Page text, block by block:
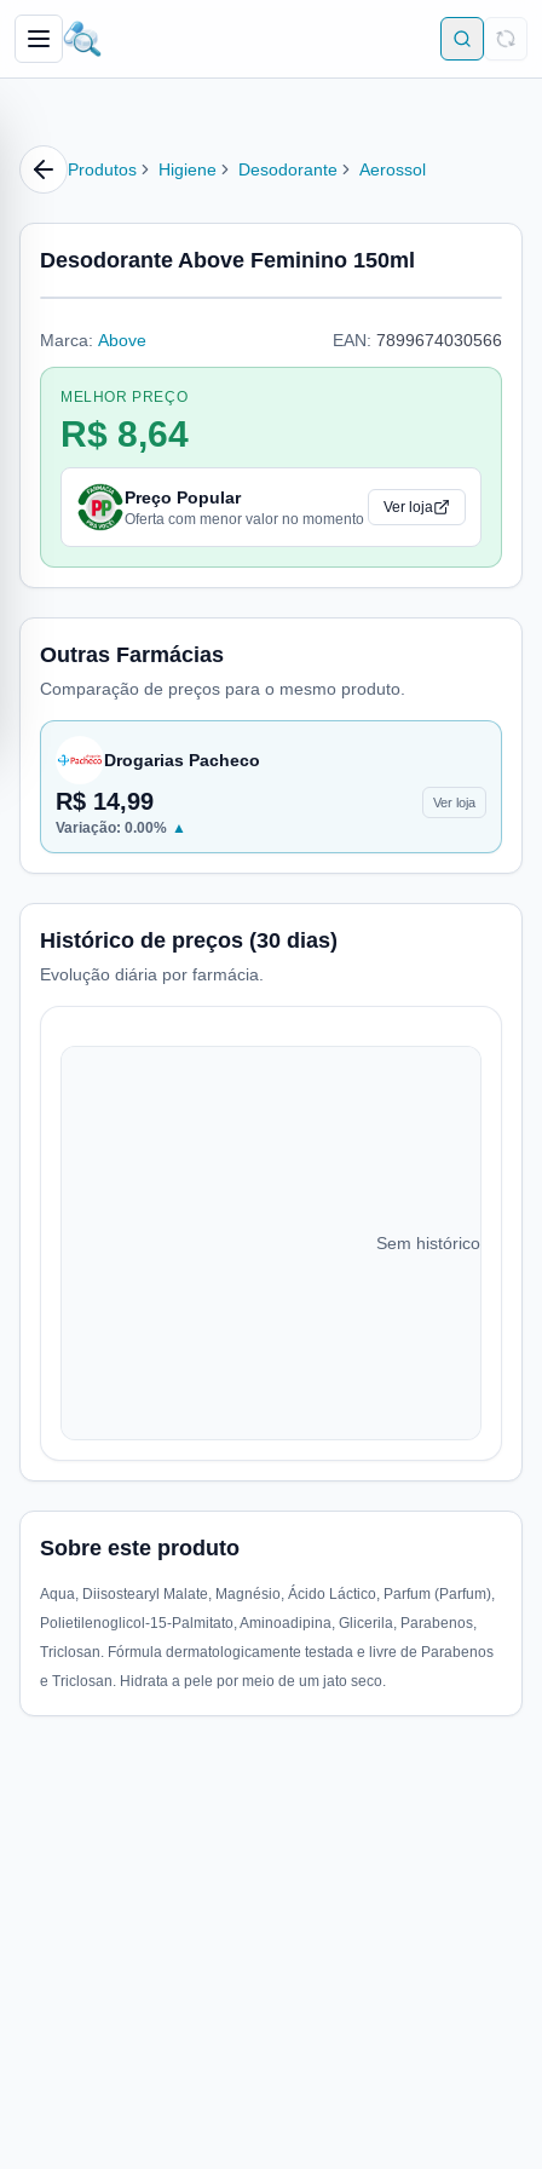
Produtos Higiene Desodorante Aerossol
Desodorante Above Feminino 150ml
Marca: Above EAN: 7899674030566
MELHOR PREÇO
R$ 8,64
Preço Popular
Oferta com menor valor no momento
Ver loja
Outras Farmácias
Comparação de preços para o mesmo produto.
Drogarias Pacheco
R$ 14,99 Ver loja
Variação: 0.00% ▲
Histórico de preços (30 dias)
Evolução diária por farmácia.
Sem histórico de
Sobre este produto
Aqua, Diisostearyl Malate, Magnésio, Ácido Láctico, Parfum (Parfum),
Polietilenoglicol-15-Palmitato, Aminoadipina, Glicerila, Parabenos,
Triclosan. Fórmula dermatologicamente testada e livre de Parabenos
e Triclosan. Hidrata a pele por meio de um jato seco.